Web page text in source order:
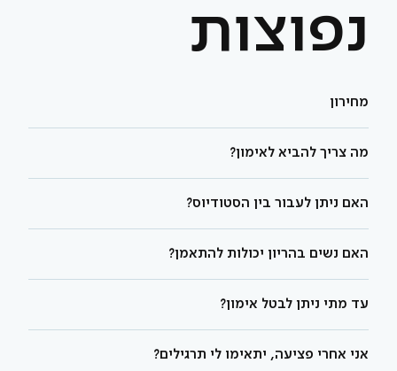
מחירון
מה צריך להביא לאימון?
האם ניתן לעבור בין הסטודיוס?
האם נשים בהריון יכולות להתאמן?
עד מתי ניתן לבטל אימון?
אני אחרי פציעה, יתאימו לי תרגילים?
נפוצות